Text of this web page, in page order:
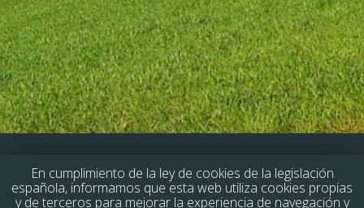
En cumplimiento de la ley de cookies de la legislación
española, informamos que esta web utiliza cookies propias
y de terceros para mejorar la experiencia de navegación y